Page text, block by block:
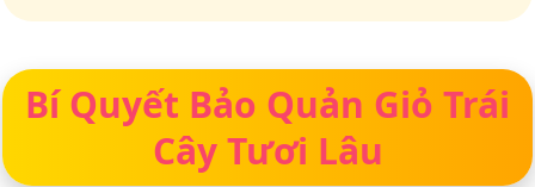
Bí Quyết Bảo Quản Giỏ Trái
Cây Tươi Lâu